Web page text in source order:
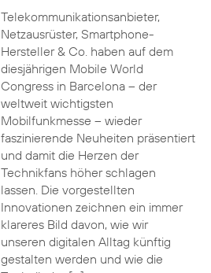
Telekommunikationsanbieter,
Netzausrüster, Smartphone-
Hersteller & Co. haben auf dem
diesjährigen Mobile World
Congress in Barcelona – der
weltweit wichtigsten
Mobilfunkmesse – wieder
faszinierende Neuheiten präsentiert
und damit die Herzen der
Technikfans höher schlagen
lassen. Die vorgestellten
Innovationen zeichnen ein immer
klareres Bild davon, wie wir
unseren digitalen Alltag künftig
gestalten werden und wie die